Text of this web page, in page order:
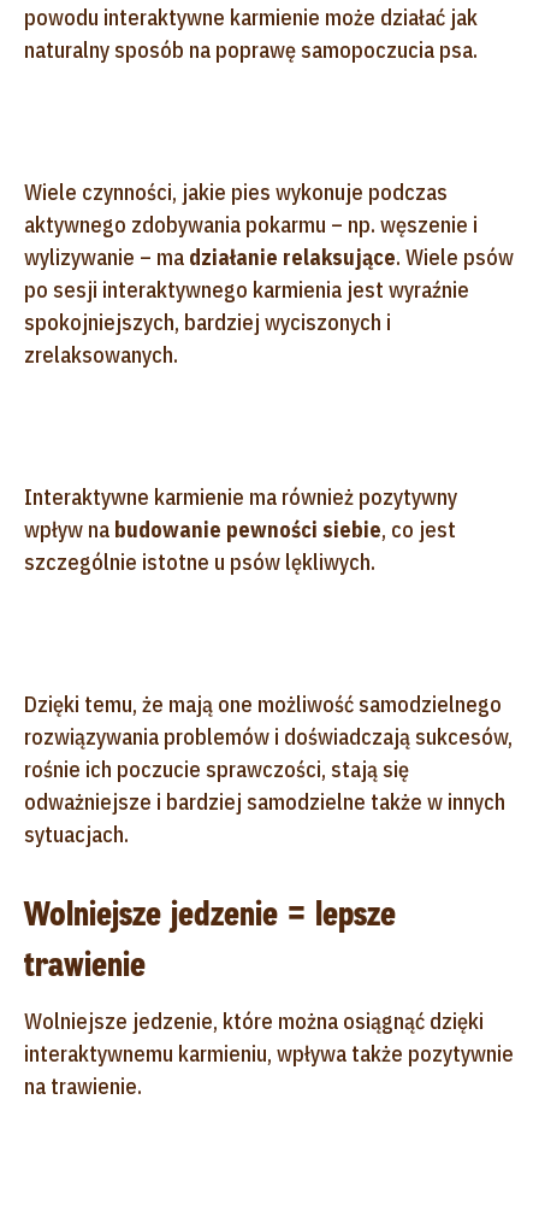
powodu interaktywne karmienie może działać jak
naturalny sposób na poprawę samopoczucia psa.
Wiele czynności, jakie pies wykonuje podczas
aktywnego zdobywania pokarmu – np. węszenie i
wylizywanie – ma działanie relaksujące. Wiele psów
po sesji interaktywnego karmienia jest wyraźnie
spokojniejszych, bardziej wyciszonych i
zrelaksowanych.
Interaktywne karmienie ma również pozytywny
wpływ na budowanie pewności siebie, co jest
szczególnie istotne u psów lękliwych.
Dzięki temu, że mają one możliwość samodzielnego
rozwiązywania problemów i doświadczają sukcesów,
rośnie ich poczucie sprawczości, stają się
odważniejsze i bardziej samodzielne także w innych
sytuacjach.
Wolniejsze jedzenie = lepsze
trawienie
Wolniejsze jedzenie, które można osiągnąć dzięki
interaktywnemu karmieniu, wpływa także pozytywnie
na trawienie.